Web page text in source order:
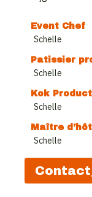
Event Chef
Schelle
Patissier
Schelle
Kok
Schelle
Maître
Schelle